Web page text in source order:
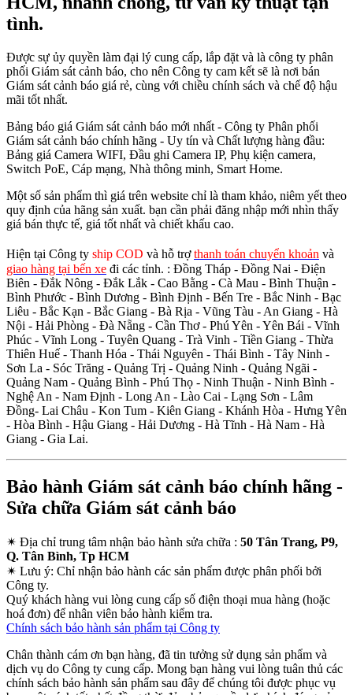
tình.
Được sự ủy quyền làm đại lý cung cấp, lắp đặt và là công ty phân
phối Giám sát cảnh báo, cho nên Công ty cam kết sẽ là nơi bán
Giám sát cảnh báo giá rẻ, cùng với chiều chính sách và chế độ hậu
mãi tốt nhất.
Bảng báo giá Giám sát cảnh báo mới nhất - Công ty Phân phối
Giám sát cảnh báo chính hãng - Uy tín và Chất lượng hàng đầu:
Bảng giá Camera WIFI, Đầu ghi Camera IP, Phụ kiện camera,
Switch PoE, Cáp mạng, Nhà thông minh, Smart Home.
Một số sản phẩm thì giá trên website chỉ là tham khảo, niêm yết theo
quy định của hãng sản xuất. bạn cần phải đăng nhập mới nhìn thấy
giá bán thực tế, giá tốt nhất và chiết khấu cao.
Hiện tại Công ty ship COD và hỗ trợthanh toán chuyển khoản và
giao hàng tại bến xe đi các tỉnh. : Đồng Tháp - Đồng Nai - Điện
Biên - Đắk Nông - Đắk Lắk - Cao Bằng - Cà Mau - Bình Thuận -
Bình Phước - Bình Dương - Bình Định - Bến Tre - Bắc Ninh - Bạc
Liêu - Bắc Kạn - Bắc Giang - Bà Rịa - Vũng Tàu - An Giang - Hà
Nội - Hải Phòng - Đà Nẵng - Cần Thơ - Phú Yên - Yên Bái - Vĩnh
Phúc - Vĩnh Long - Tuyên Quang - Trà Vinh - Tiền Giang - Thừa
Thiên Huế - Thanh Hóa - Thái Nguyên - Thái Bình - Tây Ninh -
Sơn La - Sóc Trăng - Quảng Trị - Quảng Ninh - Quảng Ngãi -
Quảng Nam - Quảng Bình - Phú Thọ - Ninh Thuận - Ninh Bình -
Nghệ An - Nam Định - Long An - Lào Cai - Lạng Sơn - Lâm
Đồng- Lai Châu - Kon Tum - Kiên Giang - Khánh Hòa - Hưng Yên
- Hòa Bình - Hậu Giang - Hải Dương - Hà Tĩnh - Hà Nam - Hà
Giang - Gia Lai.
Bảo hành Giám sát cảnh báo chính hãng -
Sửa chữa Giám sát cảnh báo
✴ Địa chỉ trung tâm nhận bảo hành sửa chữa : 50 Tân Trang, P9,
Q. Tân Bình, Tp HCM
✴ Lưu ý: Chỉ nhận bảo hành các sản phẩm được phân phối bởi
Công ty.
Quý khách hàng vui lòng cung cấp số điện thoại mua hàng (hoặc
hoá đơn) để nhân viên bảo hành kiểm tra.
Chính sách bảo hành sản phẩm tại Công ty
Chân thành cám ơn bạn hàng, đã tin tưởng sử dụng sản phẩm và
dịch vụ do Công ty cung cấp. Mong bạn hàng vui lòng tuân thủ các
chính sách bảo hành sản phẩm sau đây để chúng tôi được phục vụ